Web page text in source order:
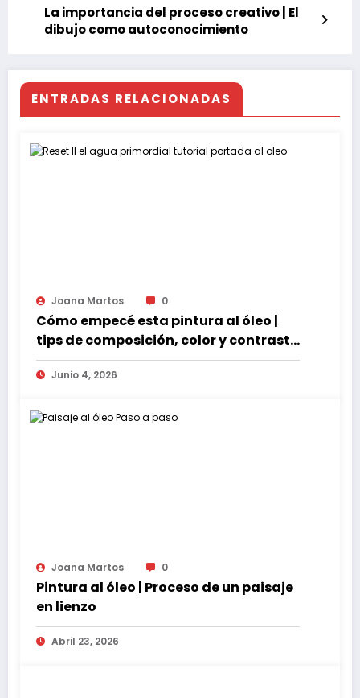
La importancia del proceso creativo | El
dibujo como autoconocimiento
ENTRADAS RELACIONADAS
Joana Martos 0
Cómo empecé esta pintura al óleo |
tips de composición, color y contraste
incluso con una paleta reducida
Junio 4, 2026
Joana Martos 0
Pintura al óleo | Proceso de un paisaje
en lienzo
Abril 23, 2026